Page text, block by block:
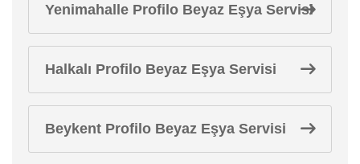
Yenimahalle Profilo Beyaz Eşya Servisi
Halkalı Profilo Beyaz Eşya Servisi
Beykent Profilo Beyaz Eşya Servisi